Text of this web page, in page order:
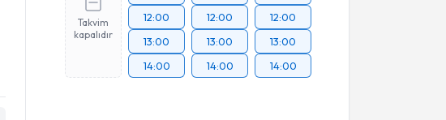
Takvim
kapalıdır
12:00
13:00
14:00
12:00
13:00
14:00
12:00
13:00
14:00